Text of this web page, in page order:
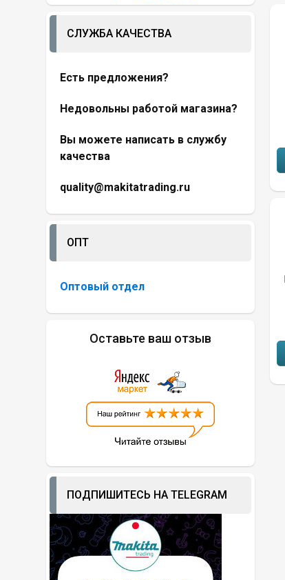
СЛУЖБА КАЧЕСТВА
Есть предложения?
Недовольны работой магазина?
Вы можете написать в службу
качества
quality@makitatrading.ru
ОПТ
Оптовый отдел
Оставьте ваш отзыв
ПОДПИШИТЕСЬ НА TELEGRAM